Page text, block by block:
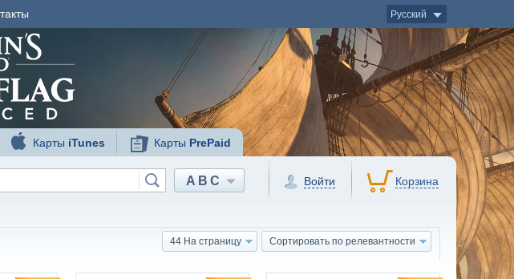
Русский
Карты iTunes Карты PrePaid
ABC Войти Корзина
Сортировать по релевантности
44 На страницу